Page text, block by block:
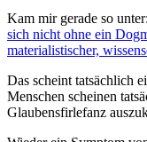
Kam mir gerade so unter:
sich nicht ohne ein
materialistischer,
Das scheint tatsächlich
Menschen scheinen
Glaubensfirlefanz